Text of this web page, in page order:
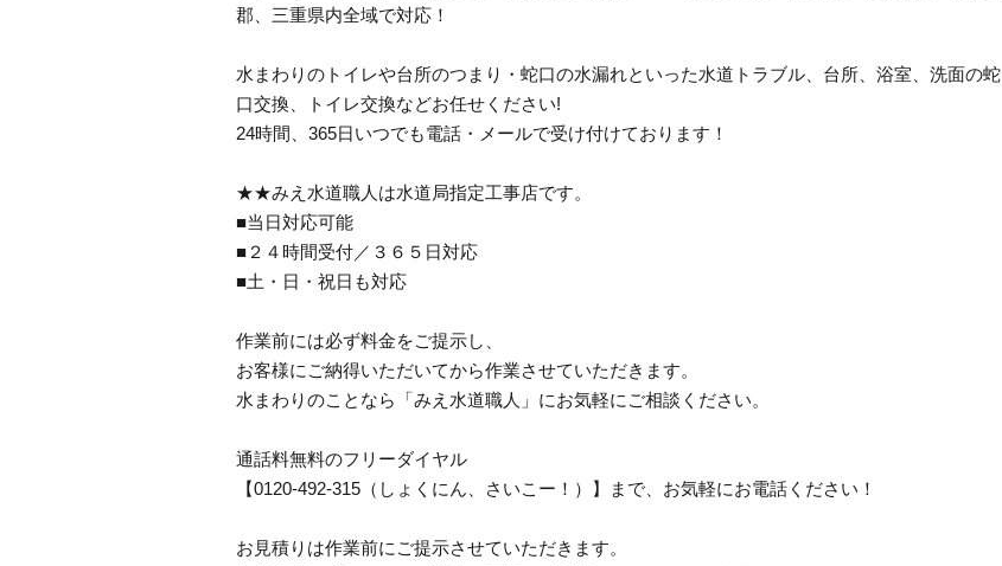
郡、三重県内全域で対応！
水まわりのトイレや台所のつまり・蛇口の水漏れといった水道トラブル、台所、浴室、洗面の蛇
口交換、トイレ交換などお任せください!
24時間、365日いつでも電話・メールで受け付けております！
★★みえ水道職人は水道局指定工事店です。
■当日対応可能
■２４時間受付／３６５日対応
■土・日・祝日も対応
作業前には必ず料金をご提示し、
お客様にご納得いただいてから作業させていただきます。
水まわりのことなら「みえ水道職人」にお気軽にご相談ください。
通話料無料のフリーダイヤル
【0120-492-315（しょくにん、さいこー！）】まで、お気軽にお電話ください！
お見積りは作業前にご提示させていただきます。